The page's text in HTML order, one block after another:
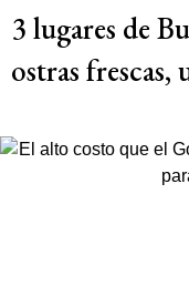
3 lugares de
ostras